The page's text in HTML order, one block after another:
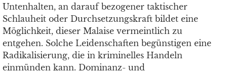
Untenhalten, an darauf bezogener taktischer
Schlauheit oder Durchsetzungskraft bildet eine
Möglichkeit, dieser Malaise vermeintlich zu
entgehen. Solche Leidenschaften begünstigen eine
Radikalisierung, die in kriminelles Handeln
einmünden kann. Dominanz- und